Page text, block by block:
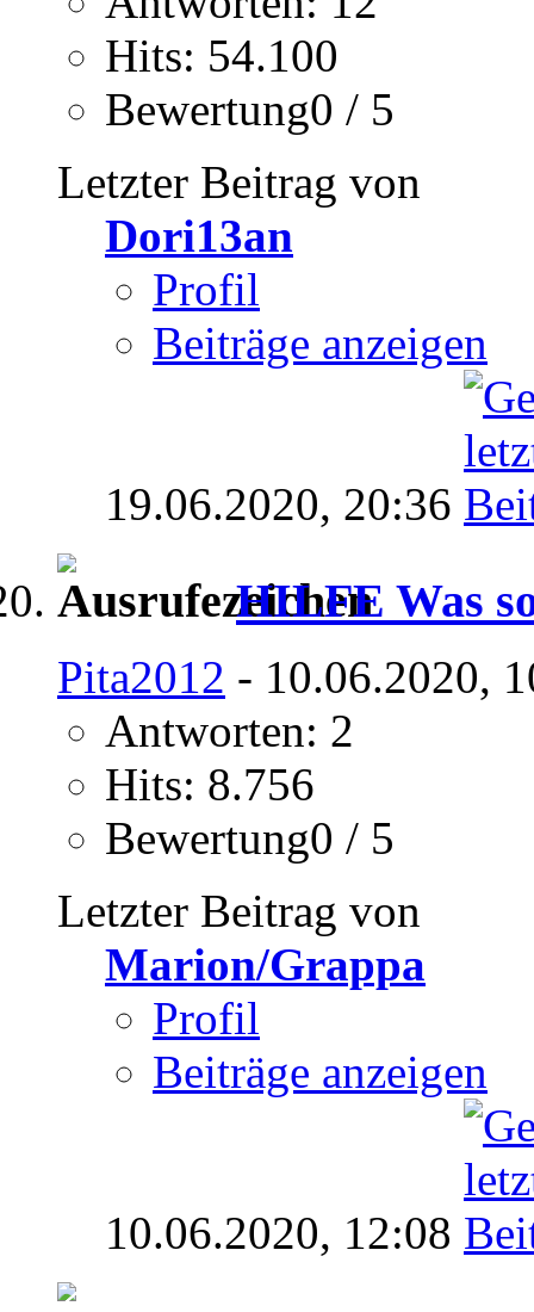
Hits: 54.100
Bewertung0 / 5
Letzter Beitrag von
Dori13an
Profil
Beiträge anzeigen
19.06.2020, 20:36
HILFE Was
Pita2012 - 10.06.2020,
Antworten: 2
Hits: 8.756
Bewertung0 / 5
Letzter Beitrag von
Marion/Grappa
Profil
Beiträge anzeigen
10.06.2020, 12:08